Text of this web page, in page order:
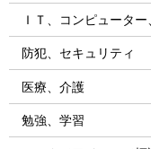
ＩＴ、コンピュータ
防犯、セキュリティ
医療、介護
勉強、学習